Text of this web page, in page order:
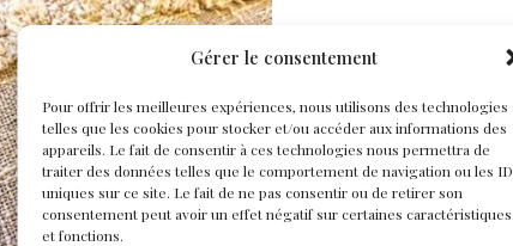
Gérer le consentement
Pour offrir les meilleures expériences, nous utilisons des technologies
telles que les cookies pour stocker et/ou accéder aux informations des
appareils. Le fait de consentir à ces technologies nous permettra de
traiter des données telles que le comportement de navigation ou les ID
uniques sur ce site. Le fait de ne pas consentir ou de retirer son
consentement peut avoir un effet négatif sur certaines caractéristiques
et fonctions.